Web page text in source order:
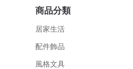
商品分類
居家生活
配件飾品
風格文具